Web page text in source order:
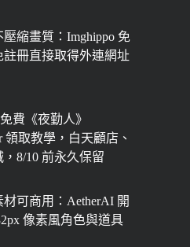
壓縮畫質：Imghippo 免
註冊直接取得外連網址
費《夜勤人》
領取教學，白天顧店、
，8/10 前永久保留
可商用：AetherAI 開
像素風角色與道具